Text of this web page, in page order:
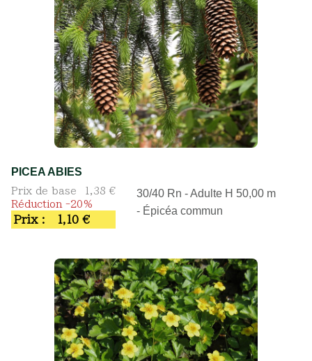
PICEA ABIES
Prix de base
1,38 €
Réduction -20%
Prix : 1,10 €
30/40 Rn - Adulte H 50,00 m
- Épicéa commun